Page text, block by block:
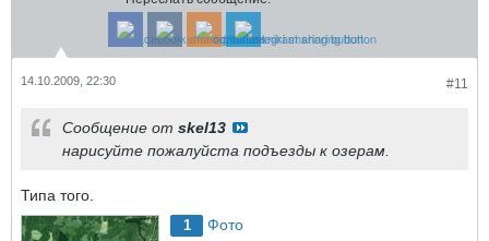
#11
14.10.2009, 22:30
Сообщение от skel13
нарисуйте пожалуйста подъезды к озерам.
Типа того.
1 Фото